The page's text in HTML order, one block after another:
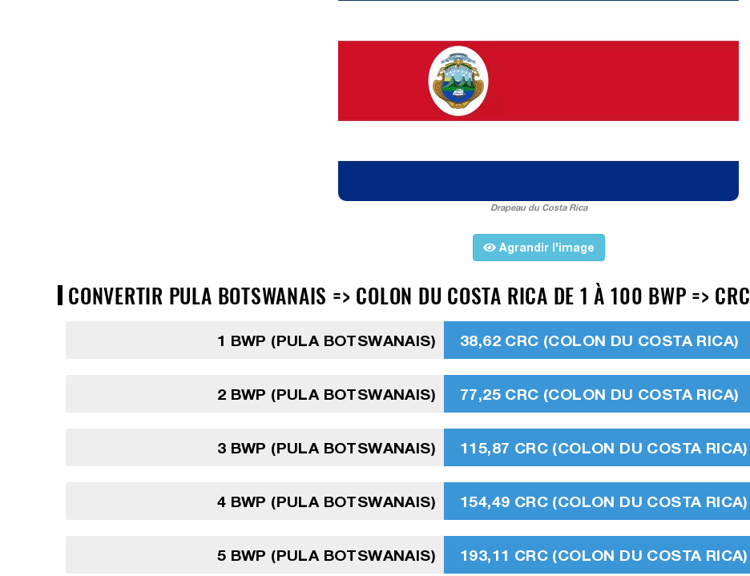
Drapeau du Costa Rica
Agrandir l'image
CONVERTIR PULA BOTSWANAIS => COLON DU COSTA RICA DE 1 À 100 BWP => CRC
1 BWP (PULA BOTSWANAIS) 38,62 CRC (COLON DU COSTA RICA)
2 BWP (PULA BOTSWANAIS) 77,25 CRC (COLON DU COSTA RICA)
3 BWP (PULA BOTSWANAIS) 115,87 CRC (COLON DU COSTA RICA)
4 BWP (PULA BOTSWANAIS) 154,49 CRC (COLON DU COSTA RICA)
5 BWP (PULA BOTSWANAIS) 193,11 CRC (COLON DU COSTA RICA)